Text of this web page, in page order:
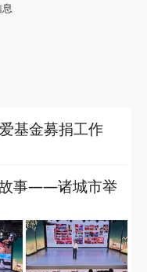
基金募捐工作
故事——诸城市举